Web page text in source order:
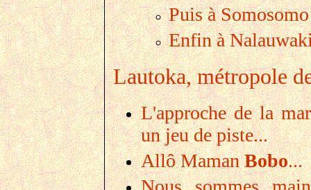
Puis à
Enfin à
Lautoka, métropole
L'approche de la
un jeu de piste...
Allô MamanBobo...